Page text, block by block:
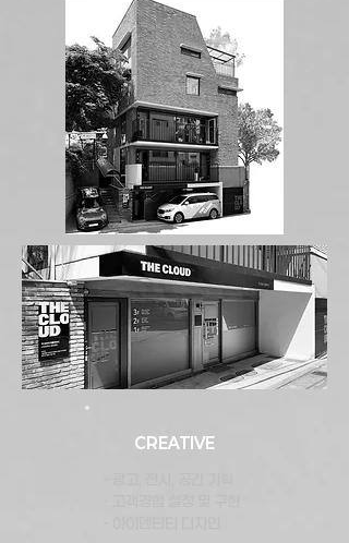
CREATIVE